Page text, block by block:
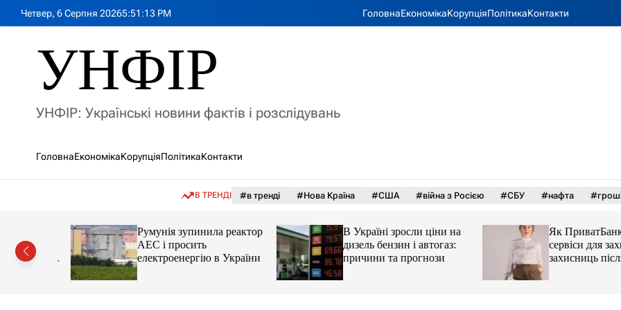
Четвер, 6 Серпня 20265:51 :15 PM ГоловнаЕкономікаКорупціяПолітикаКонтакти
УНФІР
УНФІР: Українські новини фактів і розслідувань
ГоловнаЕкономікаКорупціяПолітикаКонтакти
В ТРЕНДІ #в тренді #Нова Країна #США #війна з Росією #СБУ #нафта
цін і
Румунія зупинила реактор
АЕС і просить
електроенергію в України
В Україні зросли ціни на
дизель бензин і автогаз:
причини та прогнози
Як ПриватБанк
сервіси для
захисниць після